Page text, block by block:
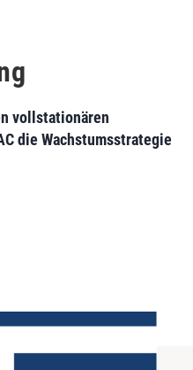
vollstationären
die Wachstumsstrategie